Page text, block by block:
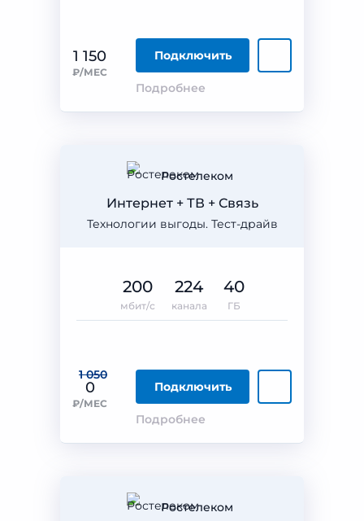
1 150
₽/МЕС
Подключить
Подробнее
Ростелеком
Технологии выгоды. Тест-драйв
Интернет + ТВ + Связь
1 050
0
₽/МЕС
Подключить
Подробнее
200
мбит/с
224
канала
40
ГБ
Ростелеком